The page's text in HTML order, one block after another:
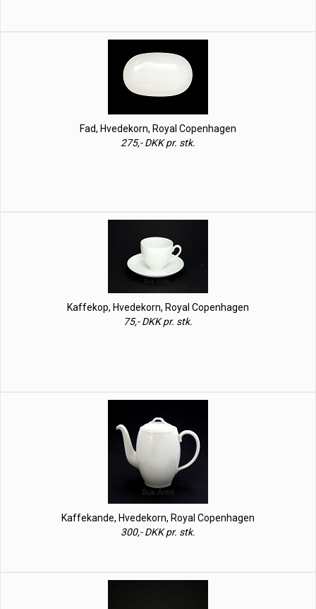
Fad, Hvedekorn, Royal Copenhagen
275,- DKK pr. stk.
Kaffekop, Hvedekorn, Royal Copenhagen
75,- DKK pr. stk.
Kaffekande, Hvedekorn, Royal Copenhagen
300,- DKK pr. stk.